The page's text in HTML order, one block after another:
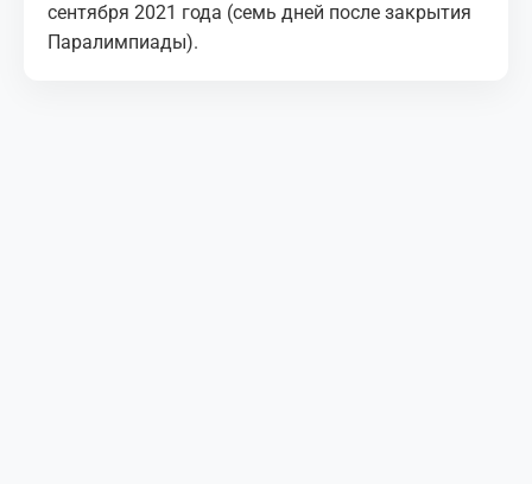
сентября 2021 года (семь дней после закрытия
Паралимпиады).